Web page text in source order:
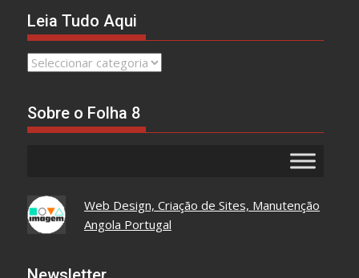
Leia Tudo Aqui
Leia
Sobre o Folha 8
Web Design, Criação de Sites, Manutenção
Angola Portugal